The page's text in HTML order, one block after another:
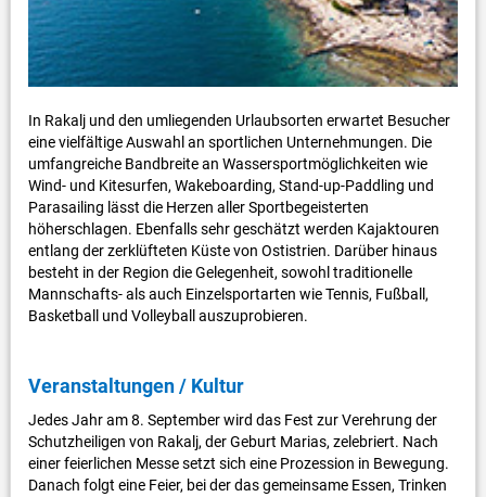
In Rakalj und den umliegenden Urlaubsorten erwartet Besucher
eine vielfältige Auswahl an sportlichen Unternehmungen. Die
umfangreiche Bandbreite an Wassersportmöglichkeiten wie
Wind- und Kitesurfen, Wakeboarding, Stand-up-Paddling und
Parasailing lässt die Herzen aller Sportbegeisterten
höherschlagen. Ebenfalls sehr geschätzt werden Kajaktouren
entlang der zerklüfteten Küste von Ostistrien. Darüber hinaus
besteht in der Region die Gelegenheit, sowohl traditionelle
Mannschafts- als auch Einzelsportarten wie Tennis, Fußball,
Basketball und Volleyball auszuprobieren.
Veranstaltungen / Kultur
Jedes Jahr am 8. September wird das Fest zur Verehrung der
Schutzheiligen von Rakalj, der Geburt Marias, zelebriert. Nach
einer feierlichen Messe setzt sich eine Prozession in Bewegung.
Danach folgt eine Feier, bei der das gemeinsame Essen, Trinken